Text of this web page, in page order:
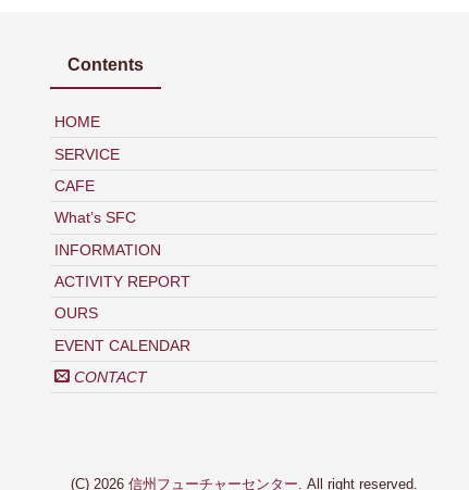
Contents
HOME
SERVICE
CAFE
What’s SFC
INFORMATION
ACTIVITY REPORT
OURS
EVENT CALENDAR
CONTACT
(C) 2026 信州フューチャーセンター. All right reserved.